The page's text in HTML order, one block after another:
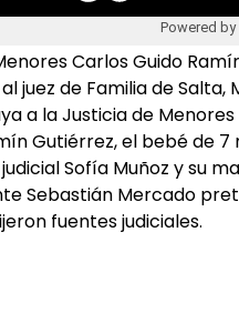
Powered
Carlos Guido
juez de Familia de Salta,
a la Justicia de Menores
Gutiérrez, el bebé de 7
Sofía Muñoz y su
Sebastián Mercado
fuentes judiciales.